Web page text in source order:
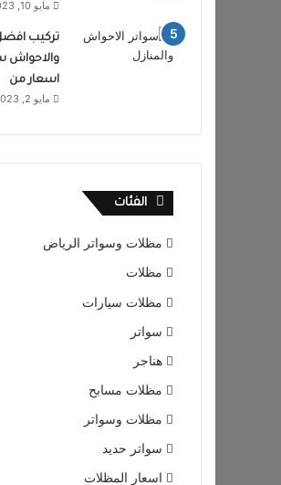
مايو 10, 2023
تركيب
والاحواش
اسعار من
مايو 2, 2023
الفئات
مظلات وسواتر الرياض
مظلات
مظلات سيارات
سواتر
هناجر
مظلات مسابح
مظلات وسواتر
سواتر حديد
اسعار المظلات